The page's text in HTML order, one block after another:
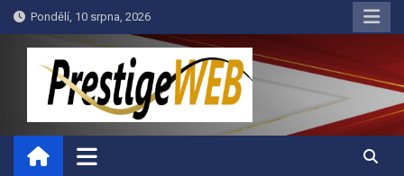
Skip
to
Pondělí, 10 srpna, 2026
PrestigeWEB